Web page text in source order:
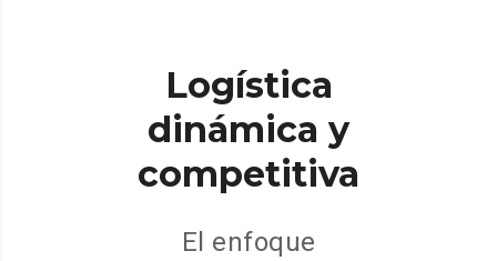
Logística
dinámica y
competitiva
El enfoque